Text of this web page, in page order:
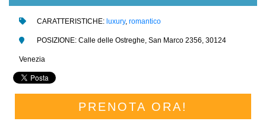
CARATTERISTICHE: luxury, romantico
POSIZIONE: Calle delle Ostreghe, San Marco 2356, 30124
Venezia
PRENOTA ORA!